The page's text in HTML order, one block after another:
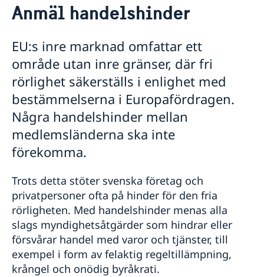
Om oss
Praktiktjänstgöring
Dataskyddspolicy (GDPR)
Vi är en resurs för svenska företag
Team Sweden
Så kan du få stöd
Svenska företag i USA
Anmäl handelshinder
Främjarverksamhet
Aktuellt
Nyheter
Anmäl handelshinder
EU:s inre marknad omfattar ett
område utan inre gränser, där fri
rörlighet säkerställs i enlighet med
bestämmelserna i Europafördragen.
Några handelshinder mellan
medlemsländerna ska inte
förekomma.
Trots detta stöter svenska företag och
privatpersoner ofta på hinder för den fria
rörligheten. Med handelshinder menas alla
slags myndighetsåtgärder som hindrar eller
försvårar handel med varor och tjänster, till
exempel i form av felaktig regeltillämpning,
krångel och onödig byråkrati.